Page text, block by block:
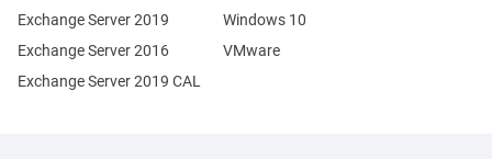
Exchange Server 2019
Exchange Server 2016
Exchange Server 2019 CAL
Windows 10
VMware